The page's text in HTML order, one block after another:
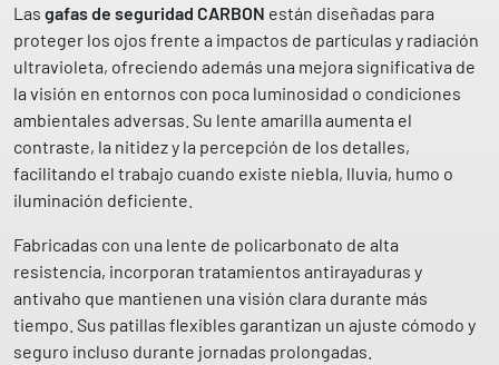
R
B
O
N
o
c
u
l
a
M
Las gafas de seguridad CARBON están diseñadas para
proteger los ojos frente a impactos de partículas y radiación
ultravioleta, ofreciendo además una mejora significativa de
la visión en entornos con poca luminosidad o condiciones
ambientales adversas. Su lente amarilla aumenta el
contraste, la nitidez y la percepción de los detalles,
facilitando el trabajo cuando existe niebla, lluvia, humo o
iluminación deficiente.
Fabricadas con una lente de policarbonato de alta
resistencia, incorporan tratamientos antirayaduras y
antivaho que mantienen una visión clara durante más
tiempo. Sus patillas flexibles garantizan un ajuste cómodo y
seguro incluso durante jornadas prolongadas.